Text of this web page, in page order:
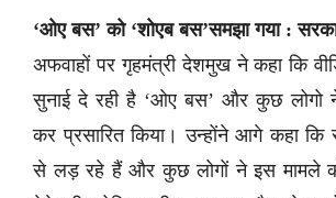
‘ओए बस’ को ‘शोएब बस’समझा गया :
अफवाहों पर गृहमंत्री देशमुख ने कहा कि
सुनाई दे रही है ‘ओए बस’ और कुछ लोगो
कर प्रसारित किया। उन्होंने आगे कहा कि
से लड़ रहे हैं और कुछ लोगों ने इस मामले